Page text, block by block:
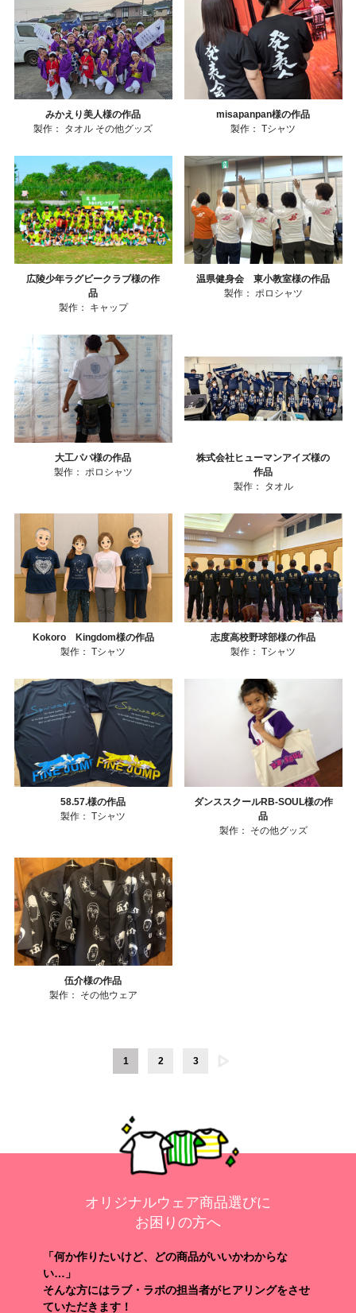
みかえり美人様の作品
製作： タオル その他グッズ
misapanpan様の作品
製作： Tシャツ
広陵少年ラグビークラブ様の作
品
製作：
キャップ
温県健身会 東小教室様の作品
製作： ポロシャツ
大工パパ様の作品
製作： ポロシャツ
株式会社ヒューマンアイズ様の
作品
製作：
タオル
Kokoro Kingdom様の作品
製作： Tシャツ
志度高校野球部様の作品
製作： Tシャツ
58.57.様の作品
製作： Tシャツ
ダンススクールRB-SOUL様の作
品
製作：
その他グッズ
伍介様の作品
製作：
その他ウェア
1 2 3
オリジナルウェア商品選びに
お困りの方へ
「何か作りたいけど、どの商品がいいかわからな
い…」
そんな方にはラブ・ラボの担当者がヒアリングをさせ
ていただきます！